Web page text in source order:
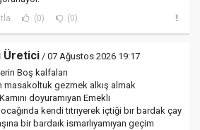
(0) (0)
Üretici / 07 Ağustos 2026 19:17
Boş kalfaları
masakoltuk gezmek alkış almak
doyuramıyan Emeklı
kendi tıtrıyerek içtiği bır bardak çay
bir bardaık ismarlıyamıyan geçim